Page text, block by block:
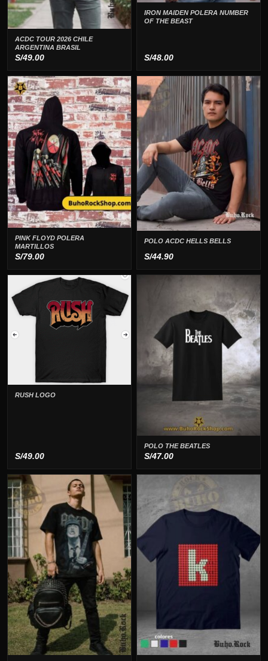
ACDC TOUR 2026 CHILE
ARGENTINA BRASIL
S/49.00
IRON MAIDEN POLERA NUMBER
OF THE BEAST
S/48.00
PINK FLOYD POLERA
MARTILLOS
S/79.00
POLO ACDC HELLS BELLS
S/44.90
RUSH LOGO
S/49.00
POLO THE BEATLES
S/47.00